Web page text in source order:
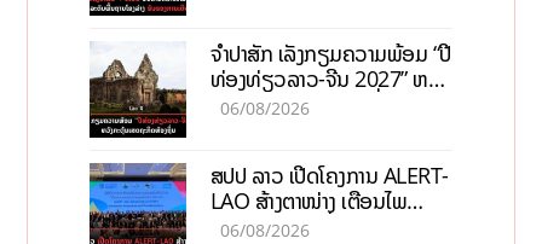
ຈຳປາສັກ ເລັ່ງກຽມຄວາມພ້ອມ “ປີ
ທ່ອງທ່ຽວລາວ-ຈີນ 2027” ຫວັງ
ກະຕຸ້ນເສດຖະກິດທ້ອງຖິ່ນ
06/08/2026
ສປປ ລາວ ເປີດໂຄງການ ALERT-
LAO ສ້າງຕາໜ່າງ ເຕືອນໄພ
ພະຍາດລະບາດທົ່ວປະເທດ
06/08/2026